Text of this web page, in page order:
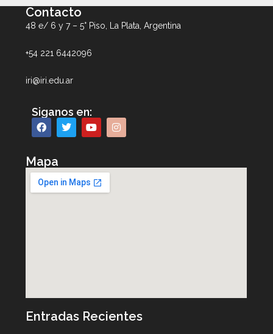
Contacto
48 e/ 6 y 7 – 5° Piso, La Plata, Argentina
+54 221 6442096
iri@iri.edu.ar
Siganos en:
Mapa
Entradas Recientes